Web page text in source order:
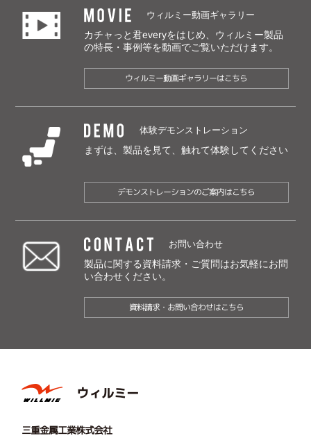
MOVIE
ウィルミー動画ギャラリー
カチャっと君everyをはじめ、ウィルミー製品
の特長・事例等を動画でご覧いただけます。
ウィルミー動画ギャラリーはこちら
DEMO
体験デモンストレーション
まずは、製品を見て、触れて体験してください
デモンストレーションのご案内はこちら
CONTACT
お問い合わせ
製品に関する資料請求・ご質問はお気軽にお問
い合わせください。
資料請求・お問い合わせはこちら
ウィルミー
三重金属工業株式会社